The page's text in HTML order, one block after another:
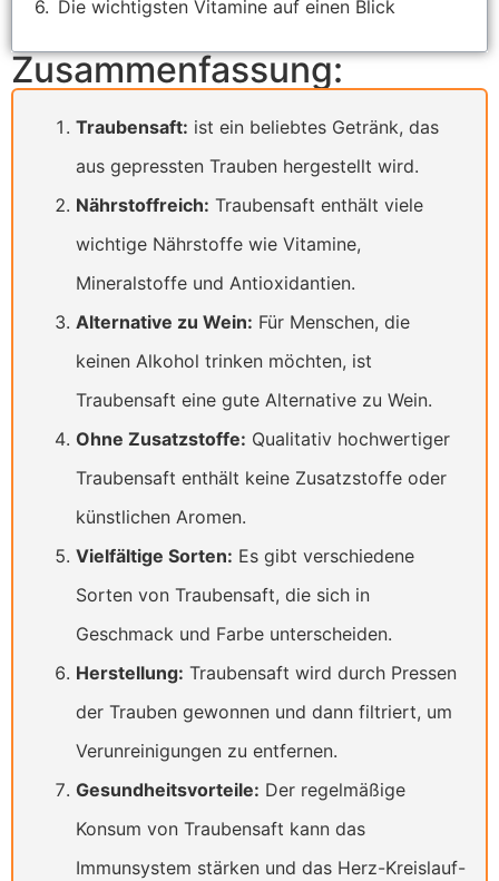
Die wichtigsten Vitamine auf einen Blick
Zusammenfassung:
Traubensaft: ist ein beliebtes Getränk, das
aus gepressten Trauben hergestellt wird.
Nährstoffreich: Traubensaft enthält viele
wichtige Nährstoffe wie Vitamine,
Mineralstoffe und Antioxidantien.
Alternative zu Wein: Für Menschen, die
keinen Alkohol trinken möchten, ist
Traubensaft eine gute Alternative zu Wein.
Ohne Zusatzstoffe: Qualitativ hochwertiger
Traubensaft enthält keine Zusatzstoffe oder
künstlichen Aromen.
Vielfältige Sorten: Es gibt verschiedene
Sorten von Traubensaft, die sich in
Geschmack und Farbe unterscheiden.
Herstellung: Traubensaft wird durch Pressen
der Trauben gewonnen und dann filtriert, um
Verunreinigungen zu entfernen.
Gesundheitsvorteile: Der regelmäßige
Konsum von Traubensaft kann das
Immunsystem stärken und das Herz-Kreislauf-